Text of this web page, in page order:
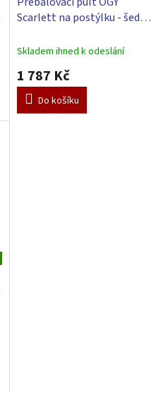
A
R
M
Scarlett na postýlku - šedý -
Slon - béžový
Skladem ihned k odeslání
1 787 Kč
Do košíku